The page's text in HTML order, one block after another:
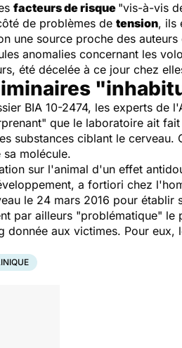
facteurs de risque "vis-à-vis
de problèmes de tension, ils
une source proche des
anomalies concernant les
été décelée à ce jour chez
BIA 10-2474, les experts de
que le laboratoire ait
substances ciblant le
sa molécule.
sur l'animal d'un effet
a fortiori chez
le 24 mars 2016 pour établir
par ailleurs "problématique"
donnée aux victimes. Pour